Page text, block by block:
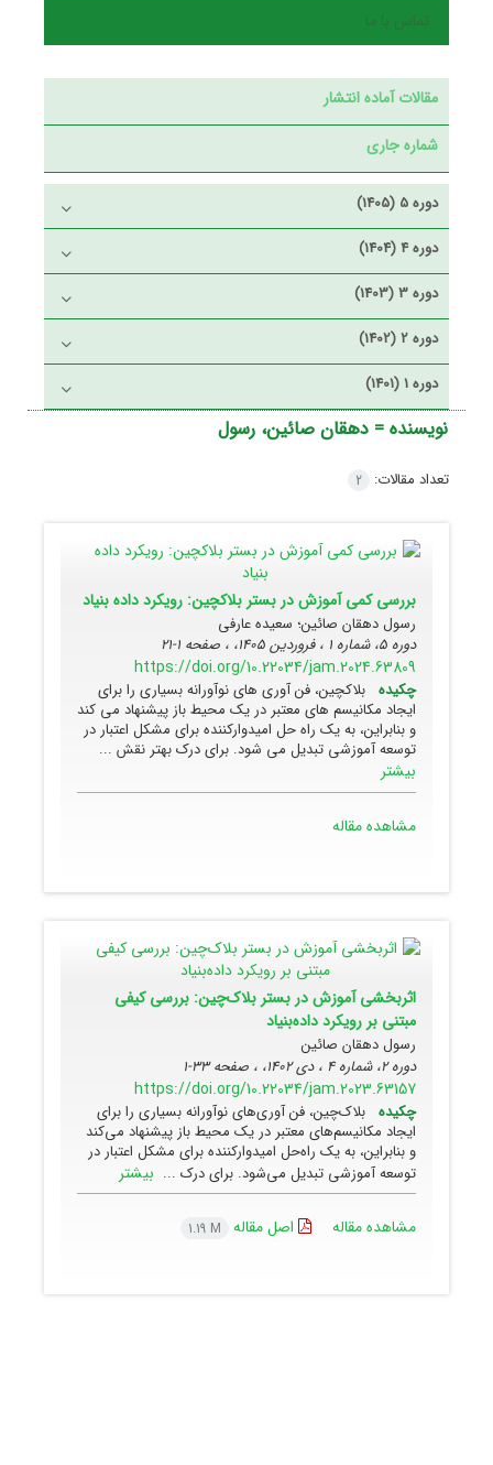
تماس با ما
مقالات آماده انتشار
شماره جاری
دوره 5 (1405)
دوره 4 (1404)
دوره 3 (1403)
دوره 2 (1402)
دوره 1 (1401)
نویسنده = دهقان صائین، رسول
تعداد مقالات: 2
بررسی کمی آموزش در بستر بلاکچین: رویکرد داده بنیاد
رسول دهقان صائین؛ سعیده عارفی
دوره 5، شماره 1 ، فروردین 1405، ، صفحه
1-21
https://doi.org/10.22034/jam.2024.63809
چکیده بلاکچین، فن آوری های نوآورانه بسیاری را برای
ایجاد مکانیسم های معتبر در یک محیط باز پیشنهاد می کند
و بنابراین، به یک راه حل امیدوارکننده برای مشکل اعتبار در
توسعه آموزشی تبدیل می شود. برای درک بهتر نقش ...
بیشتر
مشاهده مقاله
اثربخشی آموزش‌ در بستر بلاک‌چین: بررسی کیفی
مبتنی بر رویکرد داده‌بنیاد
رسول دهقان صائین
دوره 2، شماره 4 ، دی 1402، ، صفحه
33-1
https://doi.org/10.22034/jam.2023.63157
چکیده بلاک‌چین، فن آوری‌های نوآورانه بسیاری را برای
ایجاد مکانیسم‌های معتبر در یک محیط باز پیشنهاد می‌کند
و بنابراین، به یک راه‌حل امیدوارکننده برای مشکل اعتبار در
توسعه آموزشی تبدیل می‌شود. برای درک ... بیشتر
مشاهده مقاله اصل مقاله 1.19 M